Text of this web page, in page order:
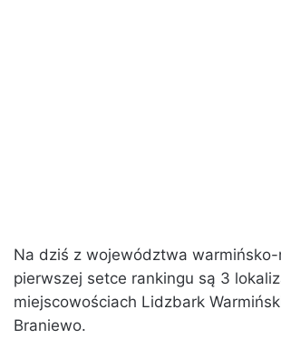
Na dziś z województwa
pierwszej setce rankingu są 3
miejscowościach Lidzbark
Braniewo.